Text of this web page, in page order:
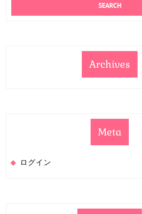
Archives
Meta
ログイン